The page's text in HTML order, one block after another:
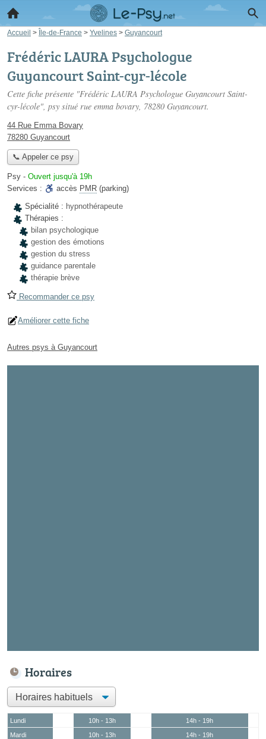
Accueil > Île-de-France > Yvelines > Guyancourt
Frédéric LAURA Psychologue
Guyancourt Saint-cyr-lécole
Cette fiche présente "Frédéric LAURA Psychologue Guyancourt Saint-
cyr-lécole", psy situé rue emma bovary, 78280 Guyancourt.
44 Rue Emma Bovary
78280 Guyancourt
📞 Appeler ce psy
Psy - Ouvert jusqu'à 19h
Services :
accès PMR (parking)
Spécialité : hypnothérapeute
Thérapies :
bilan psychologique
gestion des émotions
gestion du stress
guidance parentale
thérapie brève
Recommander ce psy
Améliorer cette fiche
Autres psys à Guyancourt
Horaires
Lundi 10h - 13h
14h - 19h
Mardi
10h - 13h
14h - 19h